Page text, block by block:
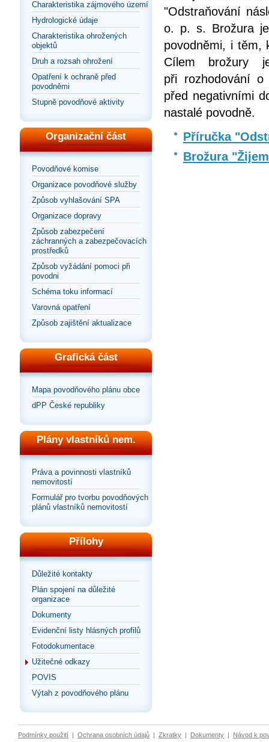
Charakteristika zájmového území
Hydrologické údaje
Charakteristika ohrožených
objektů
Druh a rozsah ohrožení
Opatření k ochraně před
povodněmi
Stupně povodňové aktivity
Organizační část
Povodňové komise
Organizace povodňové služby
Způsob vyhlašování SPA
Organizace dopravy
Způsob zabezpečení
záchranných a zabezpečovacích
prostředků
Způsob vyžádání pomoci při
povodni
Schéma toku informací
Varovná opatření
Způsob zajištění aktualizace
Grafická část
Mapa povodňového plánu obce
dPP České republiky
Plány vlastníků nem.
Práva a povinnosti vlastníků
nemovitostí
Formulář pro tvorbu povodňových
plánů vlastníků nemovitostí
Přílohy
Důležité kontakty
Plán spojení na důležité
organizace
Dokumenty
Evidenční listy hlásných profilů
Fotodokumentace
Užitečné odkazy
POVIS
Výtah z povodňového plánu
"Odstraňování
o. p. s. Brožura
povodněmi, i těm,
Cílem brožury
při rozhodování
před negativními
nastalé povodně.
Příručka
Brožura
Podmínky použití | Ochrana osobních údajů | Zkratky | Dokumenty | Návod k